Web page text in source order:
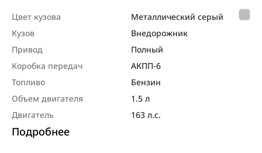
Цвет кузова
Металлический серый
Кузов
Внедорож­ник
Привод
Полный
Коробка передач
АКПП-6
Топливо
Бензин
Объем двигателя
1.5 л
Двигатель
163 л.с.
Подробнее